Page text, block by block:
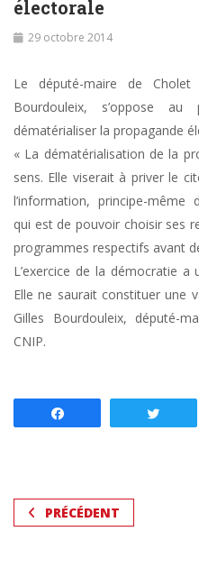
électorale
29 octobre 2014
Le député-maire de
Bourdouleix, s’oppose
dématérialiser la propagande
« La dématérialisation de la
sens. Elle viserait à priver le
l’information, principe-même
qui est de pouvoir choisir ses
programmes respectifs avant
L’exercice de la démocratie a
Elle ne saurait constituer une
Gilles Bourdouleix, député-
CNIP.
PRÉCÉDENT